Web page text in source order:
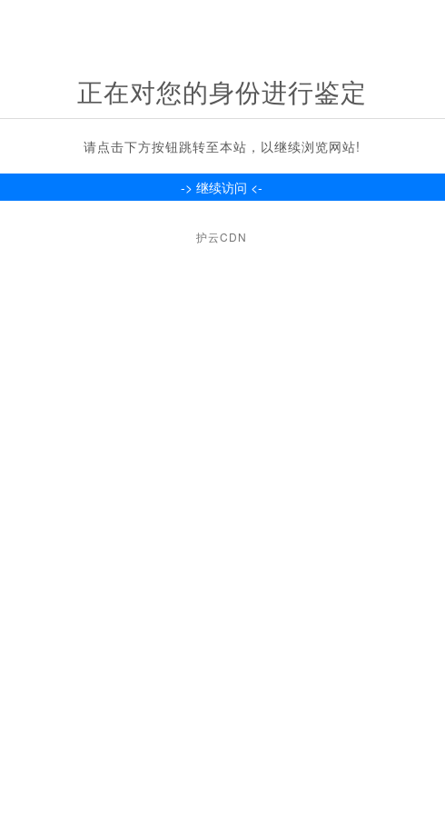
正在对您的身份进行鉴定
请点击下方按钮跳转至本站，以继续浏览网站!
护云CDN